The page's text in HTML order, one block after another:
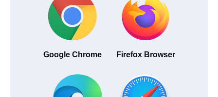
Google Chrome Firefox Browser